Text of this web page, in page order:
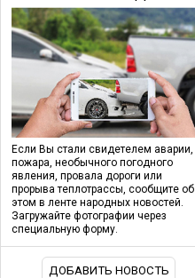
Если Вы стали свидетелем аварии,
пожара, необычного погодного
явления, провала дороги или
прорыва теплотрассы, сообщите об
этом в ленте народных новостей.
Загружайте фотографии через
специальную форму.
ДОБАВИТЬ НОВОСТЬ